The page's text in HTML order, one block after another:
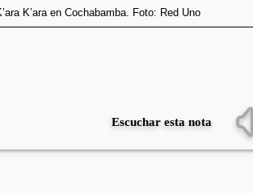
K’ara en Cochabamba. Foto: Red Uno
Escuchar esta nota